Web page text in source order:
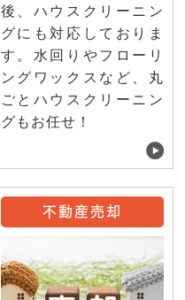
後、ハウスクリーニン
グにも対応しておりま
す。水回りやフローリ
ングワックスなど、丸
ごとハウスクリーニン
グもお任せ！
不動産売却